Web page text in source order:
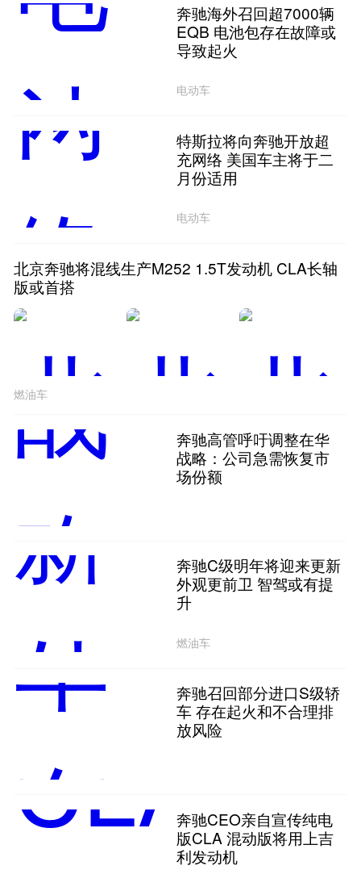
奔驰海外召回超7000辆
EQB 电池包存在故障或
导致起火
电动车
特斯拉将向奔驰开放超
充网络 美国车主将于二
月份适用
电动车
北京奔驰将混线生产M252 1.5T发动机 CLA长轴
版或首搭
燃油车
奔驰高管呼吁调整在华
战略：公司急需恢复市
场份额
奔驰C级明年将迎来更新
外观更前卫 智驾或有提
升
燃油车
奔驰召回部分进口S级轿
车 存在起火和不合理排
放风险
奔驰CEO亲自宣传纯电
版CLA 混动版将用上吉
利发动机